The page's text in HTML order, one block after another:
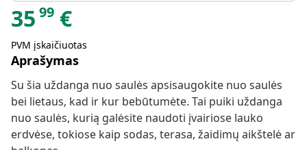
35 99 €
PVM įskaičiuotas
Aprašymas
Su šia uždanga nuo saulės apsisaugokite nuo saulės
bei lietaus, kad ir kur bebūtumėte. Tai puiki uždanga
nuo saulės, kurią galėsite naudoti įvairiose lauko
erdvėse, tokiose kaip sodas, terasa, žaidimų aikštelė ar